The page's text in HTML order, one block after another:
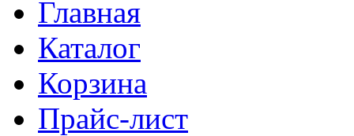
Главная
Каталог
Корзина
Прайс-лист